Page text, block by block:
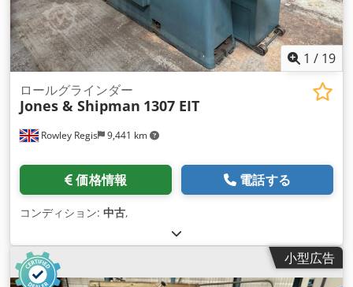
1 / 19
Rowley Regis 9,441 km
ロールグラインダー
Jones & Shipman 1307 EIT
価格情報 電話する
コンディション: 中古,
小型広告